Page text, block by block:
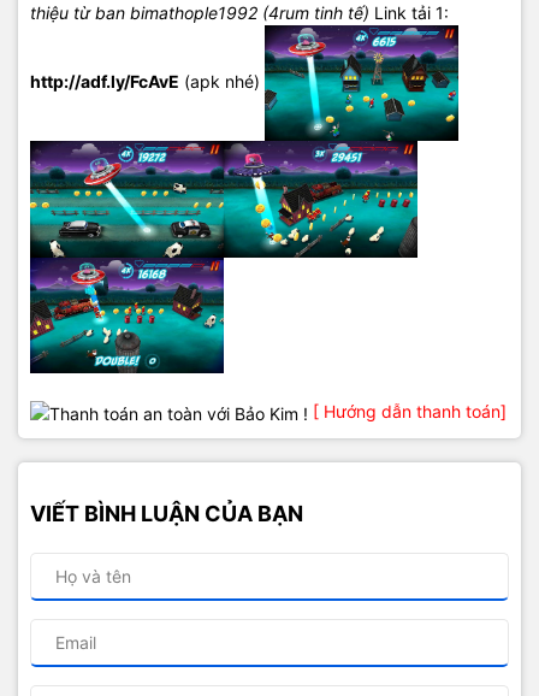
thiệu từ ban bimathople1992 (4rum tinh tế) Link tải 1:
http://adf.ly/FcAvE (apk nhé)
[ Hướng dẫn thanh toán]
VIẾT BÌNH LUẬN CỦA BẠN